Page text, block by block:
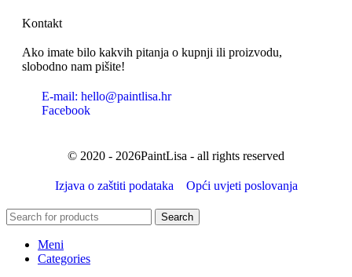
Kontakt
Ako imate bilo kakvih pitanja o kupnji ili proizvodu,
slobodno nam pišite!
E-mail: hello@paintlisa.hr
Facebook
© 2020 - 2026PaintLisa - all rights reserved
Izjava o zaštiti podataka Opći uvjeti poslovanja
Search
Meni
Categories